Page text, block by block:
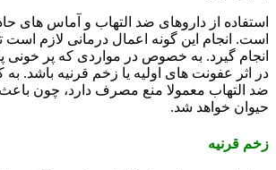
استفاده از داروهای ضد التهاب و آماس
است. انجام این گونه اعمال درمانی لازم
انجام گیرد. به خصوص در مواردی که پر
در اثر عفونت های اولیه یا زخم قرنیه باشد. به
ضد التهاب معمولا منع مصرف دارد، چون
حیوان خواهد شد.
زخم قرنیه